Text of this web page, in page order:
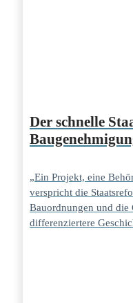
Der schnelle
„Ein Projekt, eine
verspricht die
Bauordnungen und die
differenziertere